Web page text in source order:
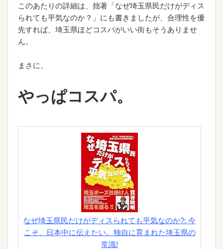
このあたりの詳細は、拙著「なぜ埼玉県民だけがディス
られても平気なのか？」にも書きましたが、合理性を優
先すれば、埼玉県ほどコスパがいい街もそうありませ
ん。
まさに、
やっぱコスパ。
なぜ埼玉県民だけがディスられても平気なのか?: 今
こそ、日本中に伝えたい。独自に育まれた埼玉県の
常識!